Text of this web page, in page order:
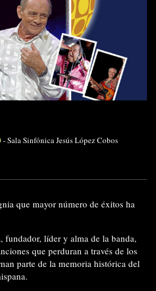
-Sala Sinfónica Jesús López Cobos
que mayor número de éxitos ha
fundador, líder y alma de la banda,
que perduran a través de los
parte de la memoria histórica del